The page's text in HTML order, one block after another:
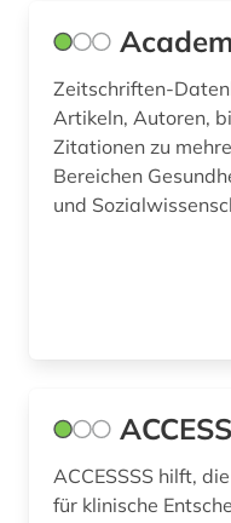
biografie (1)
biographie (2)
bioinformatik (1)
biologie (15)
botanik (4)
Zeitschriften-
Artikeln, Autoren,
Zitationen zu
Bereichen
und
ACCESSSS hilft,
für klinische